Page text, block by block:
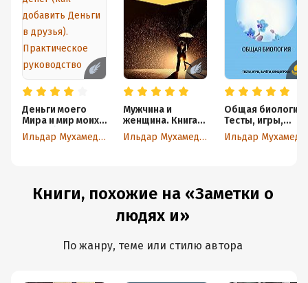
Деньги моего
Мира и мир моих
денег (как
добавить ДеньгиИльдар Мухамеджанов
Мужчина и
женщина. Книга-
тренинг
Ильдар Мухамеджанов
Общая биология.
Тесты, игры,
зачёты,
блицопросы
Книги, похожие на «Заметки о
людях и»
По жанру, теме или стилю автора